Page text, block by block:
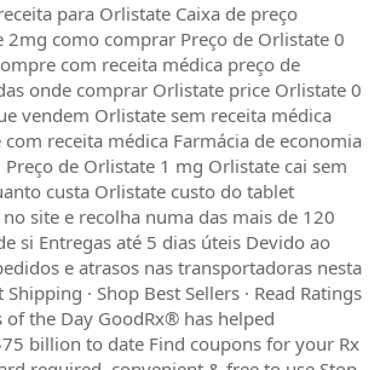
para Orlistate Caixa de preço
2mg como comprar Preço de Orlistate 0
com receita médica preço de
onde comprar Orlistate price Orlistate 0
vendem Orlistate sem receita médica
receita médica Farmácia de economia
de Orlistate 1 mg Orlistate cai sem
custa Orlistate custo do tablet
site e recolha numa das mais de 120
si Entregas até 5 dias úteis Devido ao
e atrasos nas transportadoras nesta
· Shop Best Sellers · Read Ratings
of the Day GoodRx® has helped
billion to date Find coupons for your Rx